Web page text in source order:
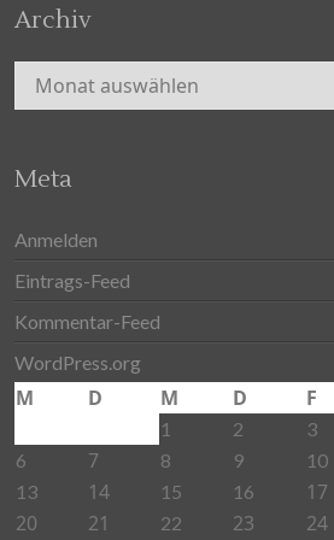
Archiv
Archiv
Meta
Anmelden
Eintrags-Feed
Kommentar-Feed
WordPress.org
M D M D F
1 2 3
6 7 8 9 10
13 14 15 16 17
20
21 22 23 24